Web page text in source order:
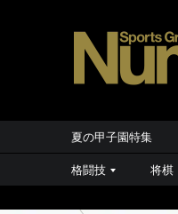
夏の甲子園特集
格闘技 将棋